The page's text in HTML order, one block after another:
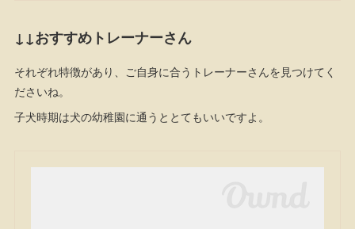
↓↓おすすめトレーナーさん
それぞれ特徴があり、ご自身に合うトレーナーさんを見つけてく
ださいね。
子犬時期は犬の幼稚園に通うととてもいいですよ。